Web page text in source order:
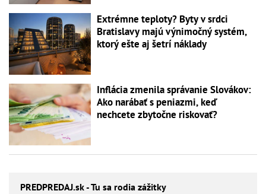
Extrémne teploty? Byty v srdci
Bratislavy majú výnimočný systém,
ktorý ešte aj šetrí náklady
Inflácia zmenila správanie Slovákov:
Ako narábať s peniazmi, keď
nechcete zbytočne riskovať?
PREDPREDAJ.sk - Tu sa rodia zážitky